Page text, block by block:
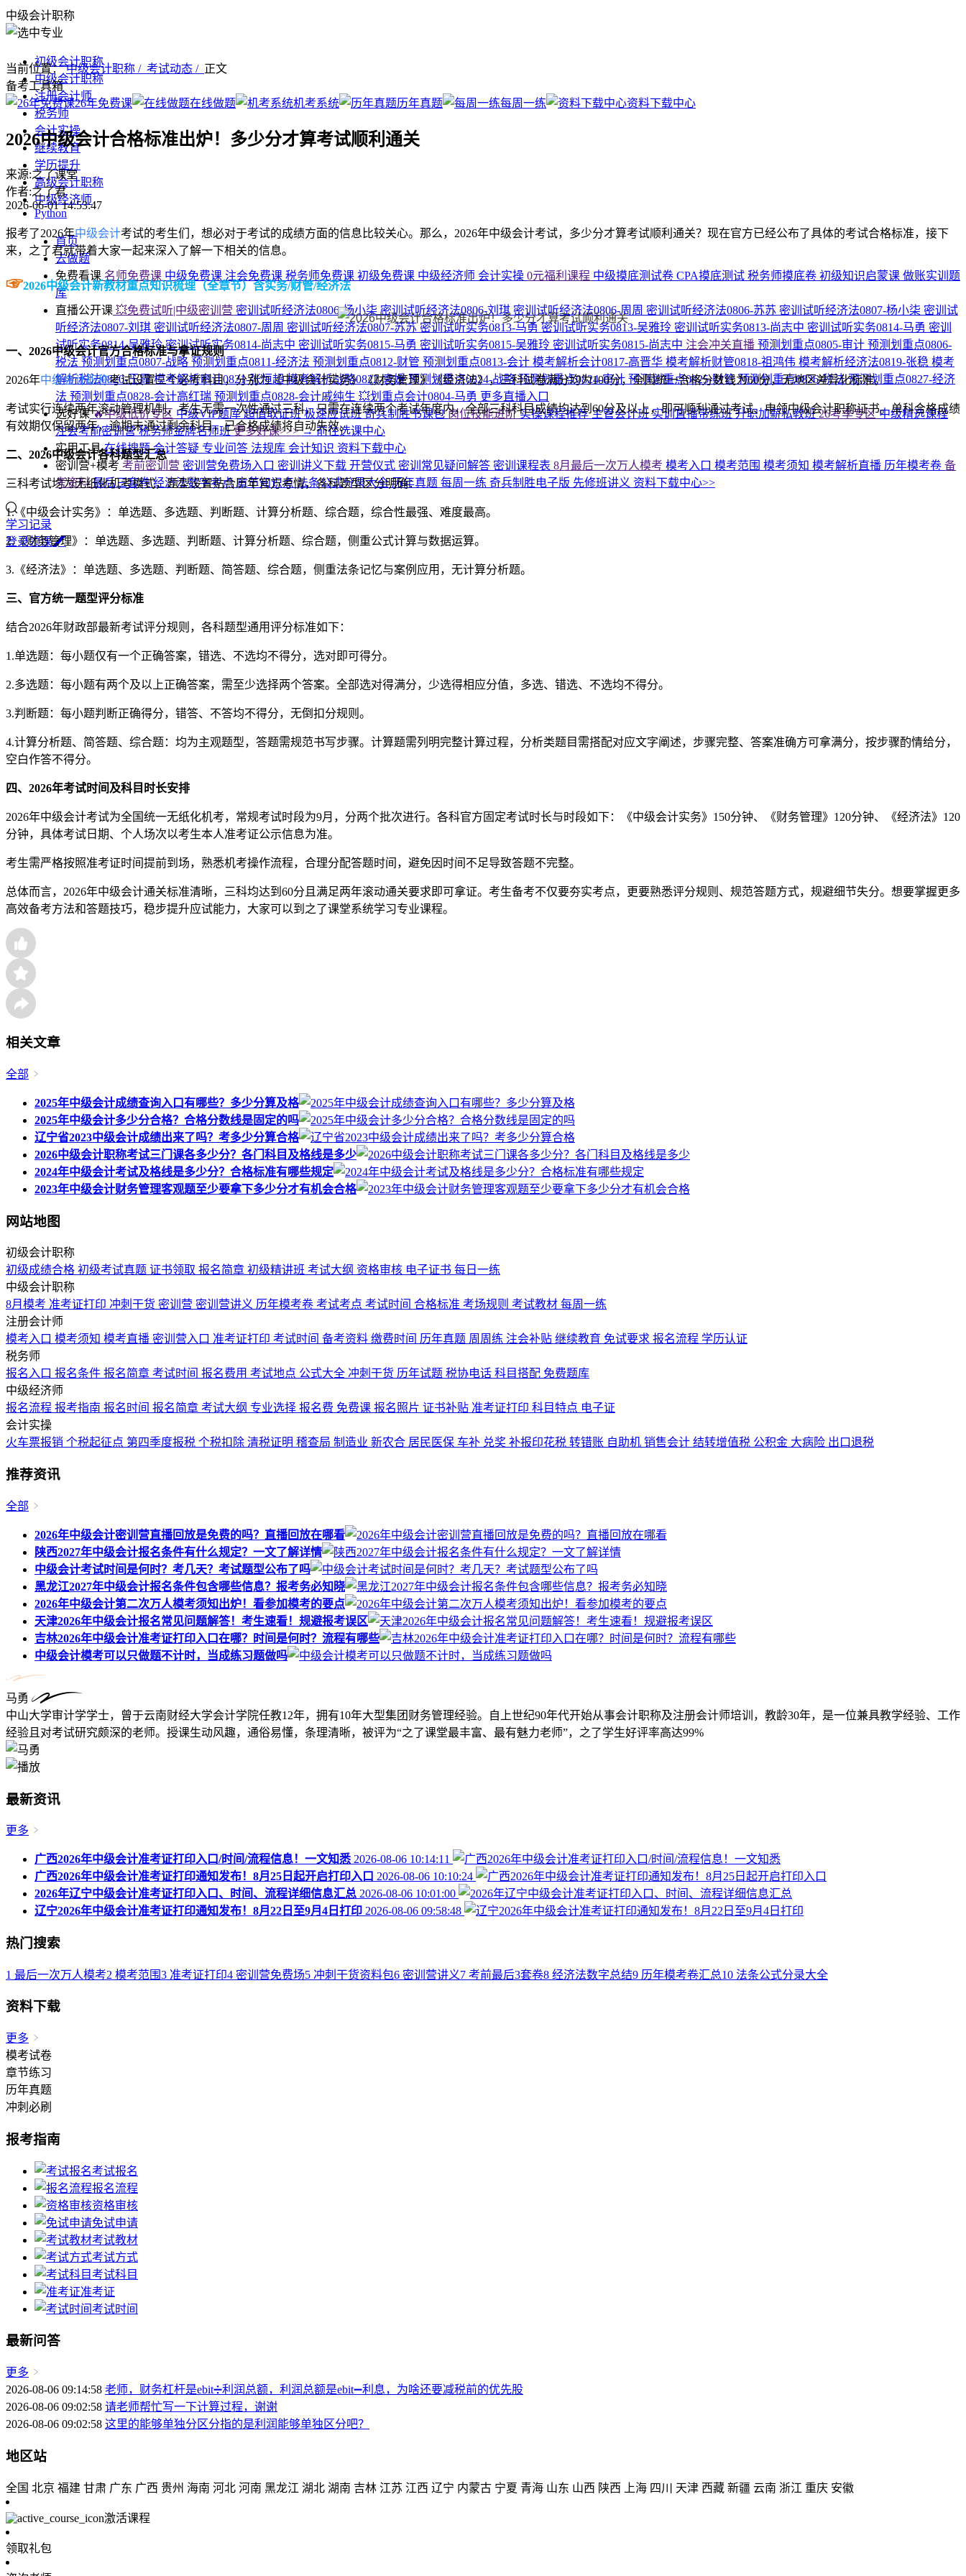
中级会计职称
初级会计职称
中级会计职称
注册会计师
税务师
会计实操
继续教育
学历提升
高级会计职称
中级经济师
Python
首页
去做题
免费看课 名师免费课 中级免费课 注会免费课 税务师免费课 初级免费课 中级经济师 会计实操 0元福利课程 中级摸底测试卷 CPA摸底测试 税务师摸底卷 初级知识启蒙课 做账实训题
库
直播公开课 💥免费试听|中级密训营 密训试听经济法0806-杨小柒 密训试听经济法0806-刘琪 密训试听经济法0806-周周 密训试听经济法0806-苏苏 密训试听经济法0807-杨小柒 密训试
听经济法0807-刘琪 密训试听经济法0807-周周 密训试听经济法0807-苏苏密训试听实务0813-马勇 密训试听实务0813-吴雅玲 密训试听实务0813-尚志中 密训试听实务0814-马勇 密训
试听实务0814-吴雅玲密训试听实务0814-尚志中 密训试听实务0815-马勇 密训试听实务0815-吴雅玲 密训试听实务0815-尚志中 注会冲关直播 预测划重点0805-审计 预测划重点0806-
税法 预测划重点0807-战略 预测划重点0811-经济法 预测划重点0812-财管 预测划重点0813-会计 模考解析会计0817-高晋华 模考解析财管0818-祖鸿伟 模考解析经济法0819-张稳 模考
解析税法0820-王霞模考解析审计0821-张恒超模考解析战略0822-袁媛预测划重点0824-战略预测划重点0824-审计 预测划重点0825-财管预测划重点0826-税法预测划重点0827-经济
法 预测划重点0828-会计高红瑞 预测划重点0828-会计戚纯生 💥划重点会计0804-马勇 更多直播入口
选好课🔥中级低价专区 中级VIP题库超值取证班极速应试班奇兵制胜书课包岗位技能进阶实操课程推荐主管会计班实训直播带练班升职加薪私教班26考季专区中级精选课程
注会考前密训营税务师金牌名师班更多好课>>>→ 前往选课中心
实用工具在线搜题会计答疑 专业问答 法规库 会计知识 资料下载中心
密训营+模考 考前密训营 密训营免费场入口 密训讲义下载 开营仪式 密训常见疑问解答 密训课程表 8月最后一次万人模考 模考入口 模考范围 模考须知 模考解析直播 历年模考卷 备
考资料最后三套卷经济法数字考点章节知识点法条公式分录大全历年真题 每周一练 奇兵制胜电子版 先修班讲义 资料下载中心>>
学习记录
登录领课
当前位置：中级会计职称 / 考试动态 / 正文
备考工具箱
26年免费课
在线做题 机考系统 历年真题 每周一练 资料下载中心
2026中级会计合格标准出炉！多少分才算考试顺利通关
来源:之了课堂
作者:之了君
2026-06-01 14:53:47
​报考了2026年中级会计考试的考生们，想必对于考试的成绩方面的信息比较关心。那么，2026年中级会计考试，多少分才算考试顺利通关？现在官方已经公布了具体的考试合格标准，接下
来，之了君就带着大家一起来深入了解一下相关的信息。
☞2026中级会计新教材重点知识梳理（全章节）含实务/财管/经济法
一、2026中级会计官方合格标准与拿证规则
2026年中级会计职称考试设置三个必考科目，分别为《中级会计实务》《财务管理》《经济法》，三科试卷满分均为100分，全国统一合格分数线为60分，无地区差异化标准。
考试实行连续两年滚动管理机制，考生无需一次性通过三科，只需在连续两个考试年度内，全部三科科目成绩均达到60分及以上，即可顺利通过考试、申领中级会计职称证书。单科合格成绩
有效期仅保留两年，逾期未通过剩余科目，已合格成绩将自动失效。
二、2026中级会计各科题型汇总
三科考试均为无纸化机考模式，题型设置贴合历年官方考情，各科题型区分明确：
1.《中级会计实务》：单选题、多选题、判断题、计算分析题、综合题，综合性最强、难度最高。
2.《财务管理》：单选题、多选题、判断题、计算分析题、综合题，侧重公式计算与数据运算。
3.《经济法》：单选题、多选题、判断题、简答题、综合题，侧重法条记忆与案例应用，无计算分析题。
三、官方统一题型评分标准
结合2026年财政部最新考试评分规则，各科题型通用评分标准如下：
1.单选题：每小题仅有一个正确答案，错选、不选均不得分，选对即可得分。
2.多选题：每小题有两个及以上正确答案，需至少选择两个答案。全部选对得满分，少选得相应分值，多选、错选、不选均不得分。
3.判断题：每小题判断正确得分，错答、不答均不得分，无倒扣分规则。
4.计算分析题、简答题、综合题：均为主观题型，答题需规范书写步骤。计算题需列明完整计算过程，分析类题目需搭配对应文字阐述，步骤完整、答案准确方可拿满分，按步骤酌情给分，
空白作答不得分。
四、2026年考试时间及科目时长安排
2026年中级会计考试为全国统一无纸化机考，常规考试时段为9月，分两个批次进行。各科官方固定考试时长与时段如下：《中级会计实务》150分钟、《财务管理》120分钟、《经济法》120
分钟，具体考试日期、个人场次以考生本人准考证公示信息为准。
考生需严格按照准考证时间提前到场，熟悉机考操作流程，合理分配答题时间，避免因时间不足导致答题不完整。
总体而言，2026年中级会计通关标准清晰，三科均达到60分且满足两年滚动通关要求即可拿证。考生备考不仅要夯实考点，更要熟悉评分规则、规范答题方式，规避细节失分。想要掌握更多
高效备考方法和答题技巧，稳步提升应试能力，大家可以到之了课堂系统学习专业课程。
相关文章
全部
2025年中级会计成绩查询入口有哪些？多少分算及格
2025年中级会计多少分合格？合格分数线是固定的吗
辽宁省2023中级会计成绩出来了吗？考多少分算合格
2026中级会计职称考试三门课各多少分？各门科目及格线是多少
2024年中级会计考试及格线是多少分？合格标准有哪些规定
2023年中级会计财务管理客观题至少要拿下多少分才有机会合格
网站地图
初级会计职称
初级成绩合格 初级考试真题 证书领取 报名简章 初级精讲班 考试大纲 资格审核 电子证书 每日一练
中级会计职称
8月模考 准考证打印 冲刺干货 密训营 密训营讲义 历年模考卷 考试考点 考试时间 合格标准 考场规则 考试教材 每周一练
注册会计师
模考入口 模考须知 模考直播 密训营入口 准考证打印 考试时间 备考资料 缴费时间 历年真题 周周练 注会补贴 继续教育 免试要求 报名流程 学历认证
税务师
报名入口 报名条件 报名简章 考试时间 报名费用 考试地点 公式大全 冲刺干货 历年试题 税协电话 科目搭配 免费题库
中级经济师
报名流程 报考指南 报名时间 报名简章 考试大纲 专业选择 报名费 免费课 报名照片 证书补贴 准考证打印 科目特点 电子证
会计实操
火车票报销 个税起征点 第四季度报税 个税扣除 清税证明 稽查局 制造业 新农合 居民医保 车补 兑奖 补报印花税 转错账 自助机 销售会计 结转增值税 公积金 大病险 出口退税
推荐资讯
全部
2026年中级会计密训营直播回放是免费的吗？直播回放在哪看
陕西2027年中级会计报名条件有什么规定？一文了解详情
中级会计考试时间是何时？考几天？考试题型公布了吗
黑龙江2027年中级会计报名条件包含哪些信息？报考务必知晓
2026年中级会计第二次万人模考须知出炉！看参加模考的要点
天津2026年中级会计报名常见问题解答！考生速看！规避报考误区
吉林2026年中级会计准考证打印入口在哪？时间是何时？流程有哪些
中级会计模考可以只做题不计时，当成练习题做吗
马勇
中山大学审计学学士，曾于云南财经大学会计学院任教12年，拥有10年大型集团财务管理经验。自上世纪90年代开始从事会计职称及注册会计师培训，教龄30年，是一位兼具教学经验、工作
经验且对考试研究颇深的老师。授课生动风趣，通俗易懂，条理清晰，被评为“之了课堂最丰富、最有魅力老师”，之了学生好评率高达99%
最新资讯
更多
广西2026年中级会计准考证打印入口/时间/流程信息！一文知悉 2026-08-06 10:14:11
广西2026年中级会计准考证打印通知发布！8月25日起开启打印入口 2026-08-06 10:10:24
2026年辽宁中级会计准考证打印入口、时间、流程详细信息汇总 2026-08-06 10:01:00
辽宁2026年中级会计准考证打印通知发布！8月22日至9月4日打印 2026-08-06 09:58:48
热门搜索
1 最后一次万人模考2 模考范围3 准考证打印4 密训营免费场5 冲刺干货资料包6 密训营讲义7 考前最后3套卷8 经济法数字总结9 历年模考卷汇总10 法条公式分录大全
资料下载
更多
模考试卷
章节练习
历年真题
冲刺必刷
报考指南
考试报名
报名流程
资格审核
免试申请
考试教材
考试方式
考试科目
准考证
考试时间
最新问答
更多
2026-08-06 09:14:58 老师，财务杠杆是ebit➗利润总额，利润总额是ebit➖利息，为啥还要减税前的优先股
2026-08-06 09:02:58 请老师帮忙写一下计算过程，谢谢
2026-08-06 09:02:58 这里的能够单独分区分指的是利润能够单独区分吧？
地区站
全国 北京 福建 甘肃 广东 广西 贵州 海南 河北 河南 黑龙江 湖北 湖南 吉林 江苏 江西 辽宁 内蒙古 宁夏 青海 山东 山西 陕西 上海 四川 天津 西藏 新疆 云南 浙江 重庆 安徽
激活课程
领取礼包